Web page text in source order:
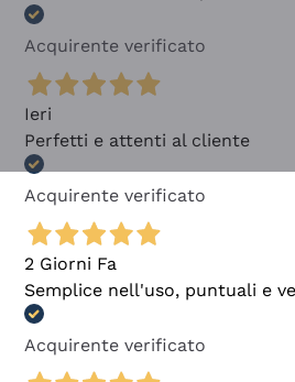
Acquirente verificato
Ieri
Perfetti e attenti al cliente
Acquirente verificato
2 Giorni Fa
Semplice nell'uso, puntuali e
Acquirente verificato